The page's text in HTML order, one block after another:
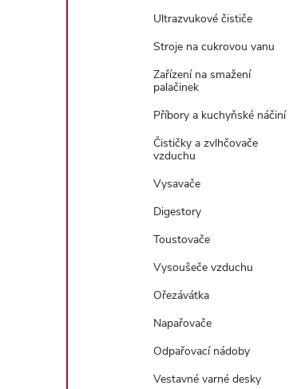
Ultrazvukové čističe
Stroje na cukrovou vanu
Zařízení na smažení
palačinek
Příbory a kuchyňské náčiní
Čističky a zvlhčovače
vzduchu
Vysavače
Digestory
Toustovače
Vysoušeče vzduchu
Ořezávátka
Napařovače
Odpařovací nádoby
Vestavné varné desky